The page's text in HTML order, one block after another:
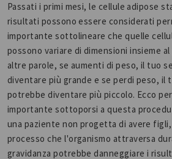
Passati i primi mesi, le cellule adipose
risultati possono essere considerati
importante sottolineare che quelle
possono variare di dimensioni insieme
altre parole, se aumenti di peso, il tuo
diventare più grande e se perdi peso, il
potrebbe diventare più piccolo. Ecco
importante sottoporsi a questa
una paziente non progetta di avere
processo che l'organismo attraversa
gravidanza potrebbe danneggiare i